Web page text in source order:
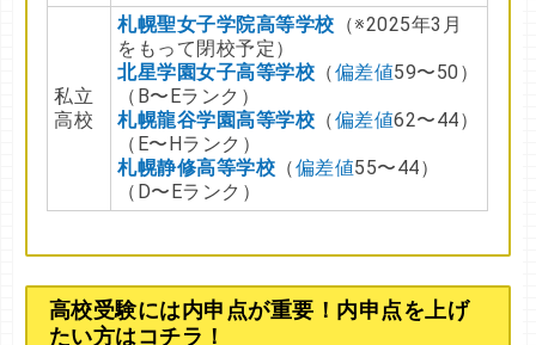
私立
高校
札幌聖女子学院高等学校 （※2025年3月
をもって閉校予定）
北星学園女子高等学校 （偏差値59〜50）
（B〜Eランク）
札幌龍谷学園高等学校 （偏差値62〜44）
（E〜Hランク）
札幌静修高等学校 （偏差値55〜44）
（D〜Eランク）
高校受験には内申点が重要！内申点を上げ
たい方はコチラ！